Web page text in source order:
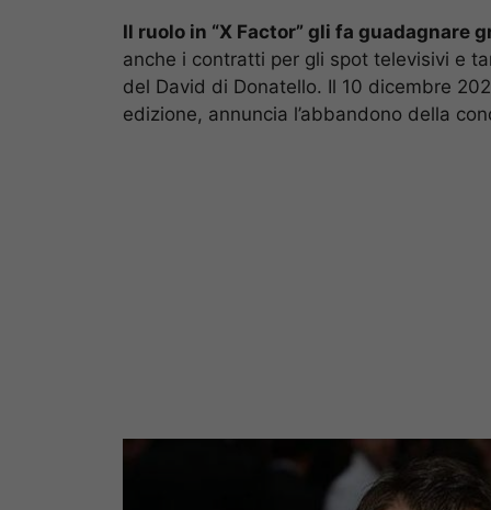
Il ruolo in “X Factor” gli fa guadagnare
anche i contratti per gli spot televisivi e
del David di Donatello. Il 10 dicembre
edizione, annuncia l’abbandono della